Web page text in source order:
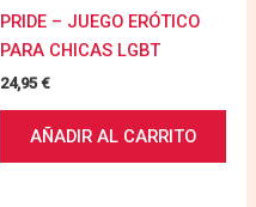
PRIDE – JUEGO ERÓTICO
PARA CHICAS LGBT
24,95€
AÑADIR AL CARRITO